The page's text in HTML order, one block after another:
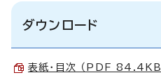
ダウンロード
表紙・目次 （PDF 84.4KB